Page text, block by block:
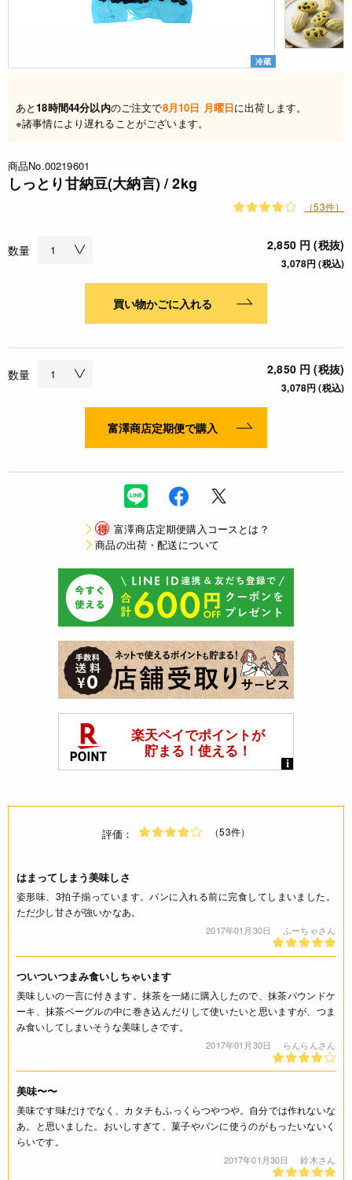
冷蔵
あと18時間44分以内のご注文で8月10日 月曜日に出荷します。
※諸事情により遅れることがございます。
商品No.00219601
しっとり甘納豆(大納言) / 2kg
（53件）
数量 2,850 円 (税抜)
3,078円 (税込)
買い物かごに入れる
数量 2,850 円 (税抜)
3,078円 (税込)
富澤商店定期便で購入
得 富澤商店定期便購入コースとは？
商品の出荷・配送について
評価： （53件）
はまってしまう美味しさ
姿形味、3拍子揃っています。パンに入れる前に完食してしまいました。
ただ少し甘さが強いかなあ。
2017年01月30日 ふーちゃさん
ついついつまみ食いしちゃいます
美味しいの一言に付きます。抹茶を一緒に購入したので、抹茶パウンドケ
ーキ、抹茶ベーグルの中に巻き込んだりして使いたいと思いますが、つま
み食いしてしまいそうな美味しさです。
2017年01月30日 らんらんさん
美味〜〜
美味です!味だけでなく、カタチもふっくらつやつや。自分では作れないな
あ。と思いました。おいしすぎて、菓子やパンに使うのがもったいないく
らいです。
2017年01月30日 鈴木さん